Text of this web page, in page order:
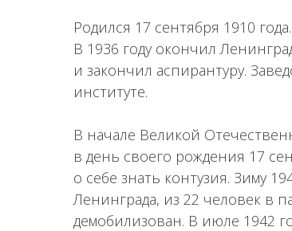
Родился 17 сентября 1910
В 1936 году окончил
и закончил аспирантуру.
институте.
В начале Великой
в день своего рождения 17
о себе знать контузия. Зиму
Ленинграда, из 22 человек в
демобилизован. В июле 1942